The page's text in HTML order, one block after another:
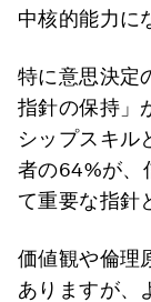
中核的能力に
特に意思決定
指針の保持」
シップスキル
者の64%が、
て重要な指針
価値観や倫理
ありますが、